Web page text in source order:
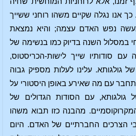
כך אנו נגלה שקיים משהו רוחני ששייך
נפש האדם עצמה; והיא נמצאת
במסלול השנה בדיוק כמו בנשימה של
סודותיו שייך לישות-הכריסטוס,
גולגותא. עלינו לעלות מספיק גבוה
עם מה שאירע באופן היסטורי על
גולגותא, עם הסודות הגדולים של
מהבנה כזו תבוא משהו
הצרכים החברתיים של האדם. היום